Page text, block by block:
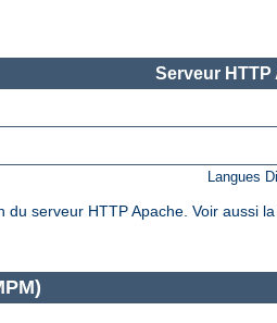
Serveur HTTP
Langues
serveur HTTP Apache. Voir aussi